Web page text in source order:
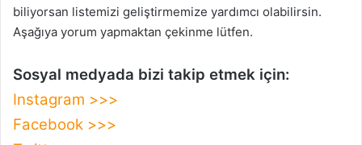
biliyorsan listemizi geliştirmemize yardımcı olabilirsin.
Aşağıya yorum yapmaktan çekinme lütfen.
Sosyal medyada bizi takip etmek için:
Instagram >>>
Facebook >>>